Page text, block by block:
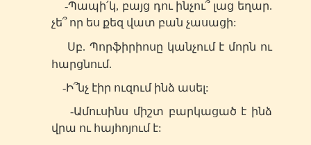
-Պապի՛կ, բայց դու ինչու՞ լաց եղար.
չե՞ որ ես քեզ վատ բան չասացի:
Սբ. Պորֆիրիոսը կանչում է մորն ու
հարցնում.
-Ի՞նչ էիր ուզում ինձ ասել:
-Ամուսինս միշտ բարկացած է ինձ
վրա ու հայհոյում է: